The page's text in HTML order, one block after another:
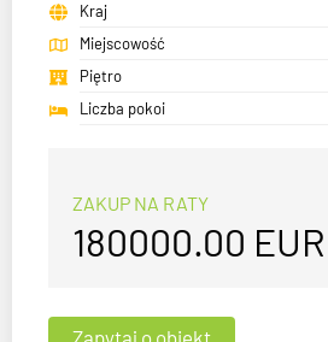
Kraj
Miejscowość
Piętro
Liczba pokoi
ZAKUP NA RATY
180000.00 EUR